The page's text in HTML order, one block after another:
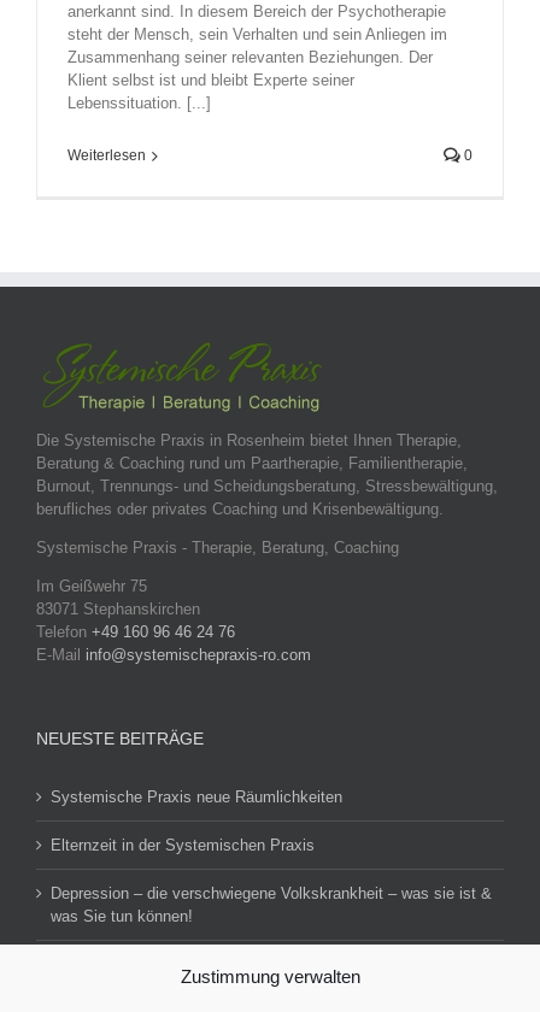
Zustimmung verwalten
anerkannt sind. In diesem Bereich der Psychotherapie
steht der Mensch, sein Verhalten und sein Anliegen im
Zusammenhang seiner relevanten Beziehungen. Der
Klient selbst ist und bleibt Experte seiner
Lebenssituation. [...]
Weiterlesen 0
Die Systemische Praxis in Rosenheim bietet Ihnen Therapie,
Beratung & Coaching rund um Paartherapie, Familientherapie,
Burnout, Trennungs- und Scheidungsberatung, Stressbewältigung,
berufliches oder privates Coaching und Krisenbewältigung.
Systemische Praxis - Therapie, Beratung, Coaching
Im Geißwehr 75
83071 Stephanskirchen
Telefon +49 160 96 46 24 76
E-Mail info@systemischepraxis-ro.com
NEUESTE BEITRÄGE
Systemische Praxis neue Räumlichkeiten
Elternzeit in der Systemischen Praxis
Depression – die verschwiegene Volkskrankheit – was sie ist &
was Sie tun können!